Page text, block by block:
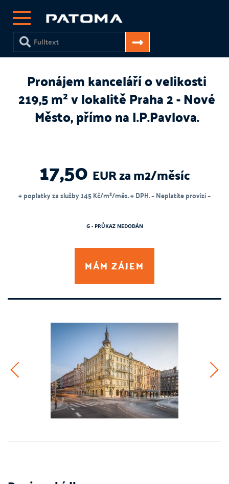
Pronájem kanceláří o velikosti
219,5 m² v lokalitě Praha 2 - Nové
Město, přímo na I.P.Pavlova.
17,50 EUR za m2/měsíc
+ poplatky za služby 145 Kč/m²/měs. + DPH. ~ Neplatíte provizi ~
G - PRŮKAZ NEDODÁN
MÁM ZÁJEM